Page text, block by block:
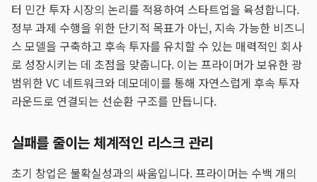
터 민간 투자 시장의 논리를 적용하여 스타트업을 육성합니다.
정부 과제 수행을 위한 단기적 목표가 아닌, 지속 가능한 비즈니
스 모델을 구축하고 후속 투자를 유치할 수 있는 매력적인 회사
로 성장시키는 데 초점을 맞춥니다. 이는 프라이머가 보유한 광
범위한 VC 네트워크와 데모데이를 통해 자연스럽게 후속 투자
라운드로 연결되는 선순환 구조를 만듭니다.
실패를 줄이는 체계적인 리스크 관리
초기 창업은 불확실성과의 싸움입니다. 프라이머는 수백 개의